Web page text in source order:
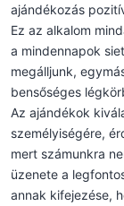
ajándékozás
Ez az alkalom
a mindennapok
megálljunk,
bensőséges
Az ajándékok
személyiségére,
mert számunkra
üzenete a
annak kifejezése,